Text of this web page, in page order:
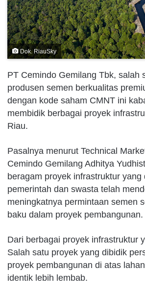
Dok. RiauSky
PT Cemindo Gemilang Tbk, salah
produsen semen berkualitas
dengan kode saham CMNT ini
membidik berbagai proyek
Riau.
Pasalnya menurut Technical
Cemindo Gemilang Adhitya
beragam proyek infrastruktur yang
pemerintah dan swasta telah
meningkatnya permintaan semen
baku dalam proyek pembangunan.
Dari berbagai proyek infrastruktur
Salah satu proyek yang dibidik
proyek pembangunan di atas
identik lebih lembab.